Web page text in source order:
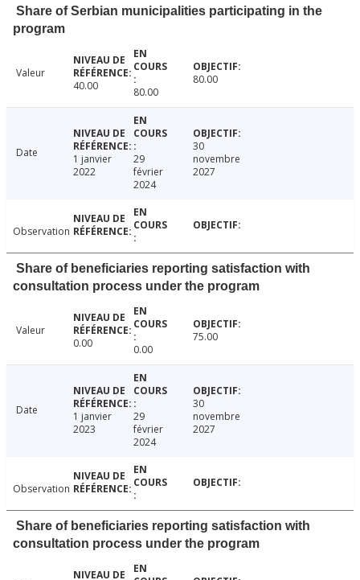
Share of Serbian municipalities participating in the
program
Valeur
40.00
80.00
80.00
Date
1 janvier
2022
29
février
2024
30
novembre
2027
Observation
Share of beneficiaries reporting satisfaction with
consultation process under the program
Valeur
0.00
0.00
75.00
Date
1 janvier
2023
29
février
2024
30
novembre
2027
Observation
Share of beneficiaries reporting satisfaction with
consultation process under the program